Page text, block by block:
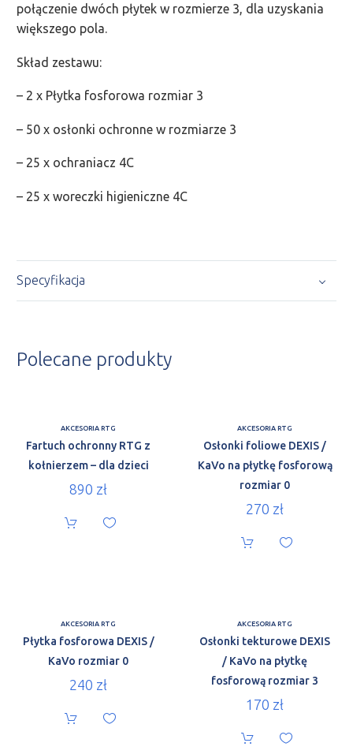
połączenie dwóch płytek w rozmierze 3, dla uzyskania
większego pola.
Skład zestawu:
– 2 x Płytka fosforowa rozmiar 3
– 50 x osłonki ochronne w rozmiarze 3
– 25 x ochraniacz 4C
– 25 x woreczki higieniczne 4C
Specyfikacja
Polecane produkty
AKCESORIA RTG
Fartuch ochronny RTG z
kołnierzem – dla dzieci
890 zł
AKCESORIA RTG
Osłonki foliowe DEXIS /
KaVo na płytkę fosforową
rozmiar 0
270 zł
AKCESORIA RTG
Płytka fosforowa DEXIS /
KaVo rozmiar 0
240 zł
AKCESORIA RTG
Osłonki tekturowe DEXIS
/ KaVo na płytkę
fosforową rozmiar 3
170 zł